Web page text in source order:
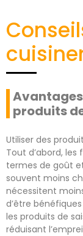
produits
Utiliser des
Tout d’abord,
termes de goût
souvent moins
nécessitent
d’être
les produits de
réduisant